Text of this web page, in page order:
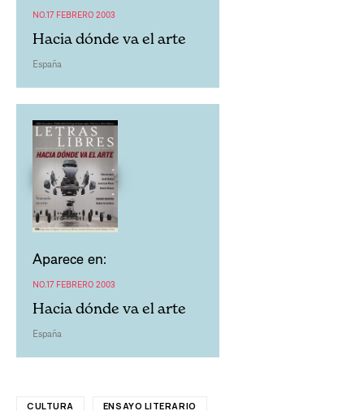
NO.17 FEBRERO 2003
Hacia dónde va el arte
España
Aparece en:
NO.17 FEBRERO 2003
Hacia dónde va el arte
España
CULTURA ENSAYO LITERARIO